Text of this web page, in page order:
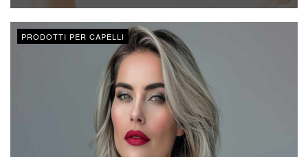
PRODOTTI PER CAPELLI